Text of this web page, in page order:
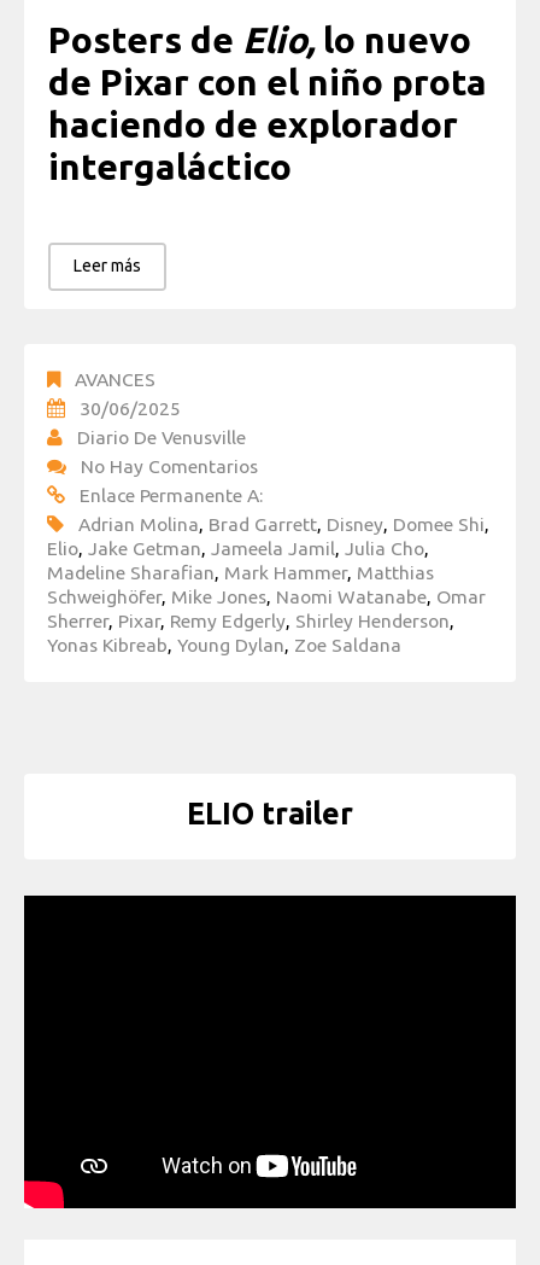
Posters de Elio,lo nuevo
de Pixar con el niño prota
haciendo de explorador
intergaláctico
Leer más
AVANCES
30/06/2025
Diario De Venusville
No Hay Comentarios
Enlace Permanente A:
Adrian Molina, Brad Garrett, Disney, Domee Shi,
Elio, Jake Getman, Jameela Jamil, Julia Cho,
Madeline Sharafian, Mark Hammer, Matthias
Schweighöfer, Mike Jones, Naomi Watanabe, Omar
Sherrer, Pixar, Remy Edgerly, Shirley Henderson,
Yonas Kibreab, Young Dylan, Zoe Saldana
ELIO trailer